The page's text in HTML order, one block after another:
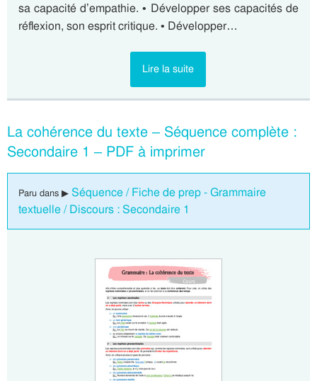
sa capacité d’empathie. • Développer ses capacités de
réflexion, son esprit critique. • Développer…
Lire la suite
La cohérence du texte – Séquence complète :
Secondaire 1 – PDF à imprimer
Paru dans ▶ Séquence / Fiche de prep - Grammaire
textuelle / Discours : Secondaire 1